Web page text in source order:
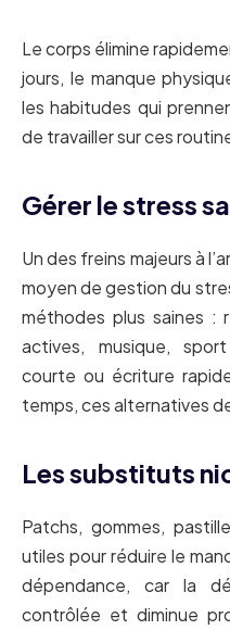
Le corps élimine
jours, le manque
les habitudes qui
de travailler sur ces
Gérer le stress
Un des freins majeurs à
moyen de gestion du
méthodes plus saines :
actives, musique,
courte ou écriture
temps, ces alternatives
Les substituts
Patchs, gommes,
utiles pour réduire le
dépendance, car la
contrôlée et diminue